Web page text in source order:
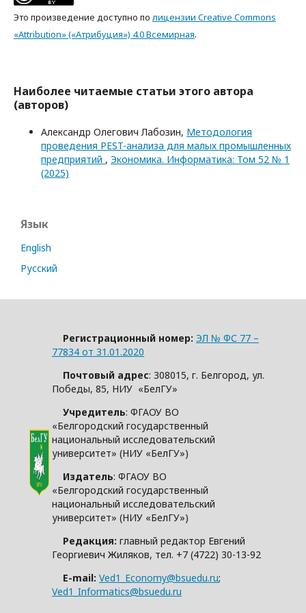
Это произведение доступно по лицензии Creative Commons
«Attribution» («Атрибуция») 4.0 Всемирная.
Наиболее читаемые статьи этого автора
(авторов)
Александр Олегович Лабозин, Методология
проведения PEST-анализа для малых промышленных
предприятий , Экономика. Информатика: Том 52 № 1
(2025)
Язык
English
Русский
Регистрационный номер: ЭЛ № ФС 77 –
77834 от 31.01.2020
Почтовый адрес: 308015, г. Белгород, ул.
Победы, 85, НИУ «БелГУ»
Учредитель: ФГАОУ ВО
«Белгородский государственный
национальный исследовательский
университет» (НИУ «БелГУ»)
Издатель: ФГАОУ ВО
«Белгородский государственный
национальный исследовательский
университет» (НИУ «БелГУ»)
Редакция: главный редактор Евгений
Георгиевич Жиляков, тел. +7 (4722) 30-13-92
E-mail: Ved1_Economy@bsuedu.ru;
Ved1_Informatics@bsuedu.ru